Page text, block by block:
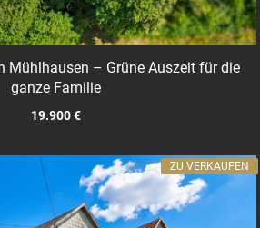
Mühlhausen – Grüne Auszeit für die
ganze Familie
19.900 €
ZU VERKAUFEN